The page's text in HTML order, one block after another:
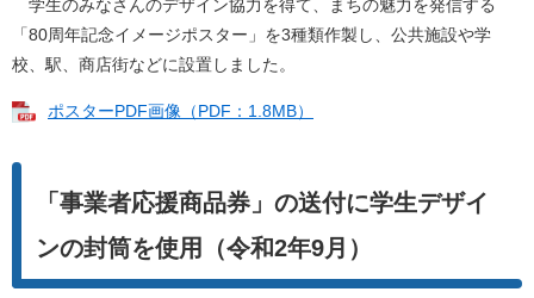
学生のみなさんのデザイン協力を得て、まちの魅力を発信する
「80周年記念イメージポスター」を3種類作製し、公共施設や学
校、駅、商店街などに設置しました。
ポスターPDF画像（PDF：1.8MB）
「事業者応援商品券」の送付に学生デザイ
ンの封筒を使用（令和2年9月）